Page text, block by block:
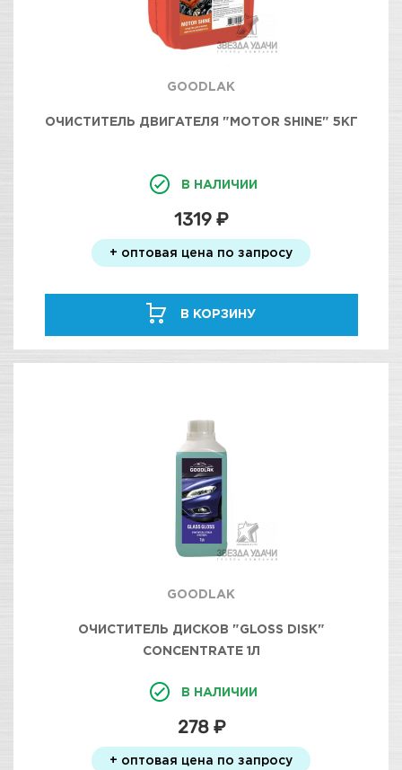
GOODLAK
ОЧИСТИТЕЛЬ ДВИГАТЕЛЯ "MOTOR SHINE" 5КГ
В НАЛИЧИИ
1319 ₽
+ оптовая цена по запросу
В КОРЗИНУ
GOODLAK
ОЧИСТИТЕЛЬ ДИСКОВ "GLOSS DISK"
CONCENTRATE 1Л
В НАЛИЧИИ
278 ₽
+ оптовая цена по запросу